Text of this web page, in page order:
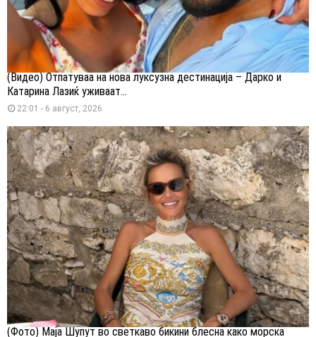
(Видео) Отпатуваа на нова луксузна дестинација – Дарко и
Катарина Лазиќ уживаат...
22:01 - 6 август, 2026
(Фото) Маја Шупут во светкаво бикини блесна како морска